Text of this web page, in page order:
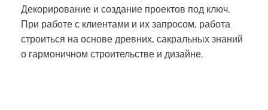
Декорирование и создание проектов под ключ.
При работе с клиентами и их запросом, работа
строиться на основе древних, сакральных знаний
о гармоничном строительстве и дизайне.